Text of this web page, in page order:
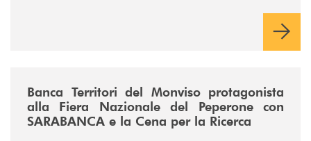
Banca Territori del Monviso protagonista
alla Fiera Nazionale del Peperone con
SARABANCA e la Cena per la Ricerca